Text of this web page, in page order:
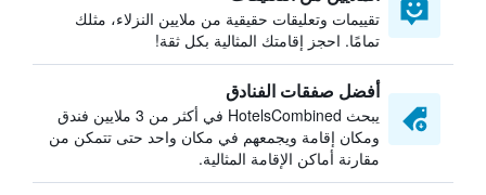
تقييمات وتعليقات حقيقية من ملايين النزلاء، مثلك
تمامًا. احجز إقامتك المثالية بكل ثقة!
أفضل صفقات الفنادق
يبحث HotelsCombined في أكثر من 3 ملايين فندق
ومكان إقامة ويجمعهم في مكان واحد حتى تتمكن من
مقارنة أماكن الإقامة المثالية.